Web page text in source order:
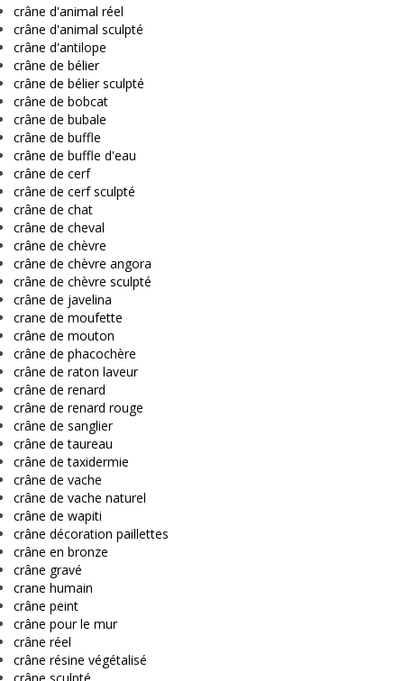
crâne d'animal réel
crâne d'animal sculpté
crâne d'antilope
crâne de bélier
crâne de bélier sculpté
crâne de bobcat
crâne de bubale
crâne de buffle
crâne de buffle d'eau
crâne de cerf
crâne de cerf sculpté
crâne de chat
crâne de cheval
crâne de chèvre
crâne de chèvre angora
crâne de chèvre sculpté
crâne de javelina
crane de moufette
crâne de mouton
crâne de phacochère
crâne de raton laveur
crâne de renard
crâne de renard rouge
crâne de sanglier
crâne de taureau
crâne de taxidermie
crâne de vache
crâne de vache naturel
crâne de wapiti
crâne décoration paillettes
crâne en bronze
crâne gravé
crane humain
crâne peint
crâne pour le mur
crâne réel
crâne résine végétalisé
crâne sculpté